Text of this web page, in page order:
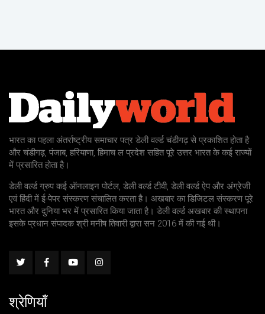
भारत का पहला अंतर्राष्ट्रीय समाचार पत्र डेली वर्ल्ड चंडीगढ़ से प्रकाशित होता है
और चंडीगढ़, पंजाब, हरियाणा, हिमाच ल प्रदेश सहित पूरे उत्तर भारत के कई राज्यों
में प्रसारित होता है।
डेली वर्ल्ड ग्रुप कई ऑनलाइन पोर्टल, डेली वर्ल्ड टीवी, डेली वर्ल्ड ऐप और अंग्रेजी
एवं हिंदी में ई-पेपर संस्करण संचालित करता है। अखबार का डिजिटल संस्करण पूरे
भारत और दुनिया भर में प्रसारित किया जाता है। डेली वर्ल्ड अखबार की स्थापना
इसके प्रधान संपादक श्री मनीष तिवारी द्वारा सन 2016 में की गई थी।
श्रेणियाँ